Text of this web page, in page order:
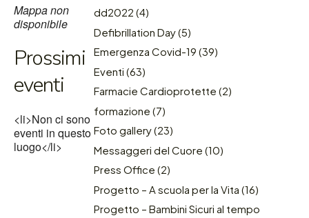
Mappa non
disponibile
Prossimi
eventi
<li>Non ci sono
eventi in questo
luogo</li>
dd2022 (4)
Defibrillation Day(5)
Emergenza Covid-19 (39)
Eventi (63)
Farmacie Cardioprotette (2)
formazione (7)
Foto gallery(23)
Messaggeri del Cuore (10)
Press Office (2)
Progetto – A scuola per la Vita (16)
Progetto – Bambini Sicuri al tempo